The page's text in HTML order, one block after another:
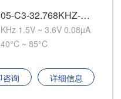
32.768KHz 1.3V ~ 5.5V 1µA
3V -40°C ~ 85°C
立即咨询 详细信